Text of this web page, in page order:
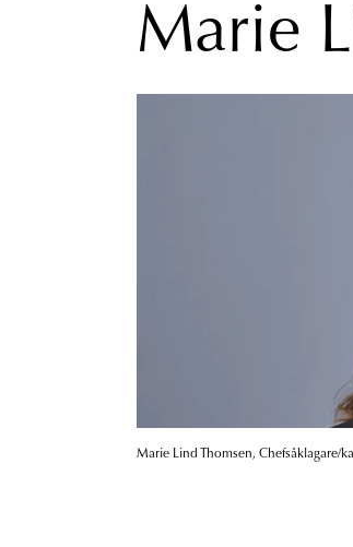
Marie
Marie Lind Thomsen, Chefsåklagare/